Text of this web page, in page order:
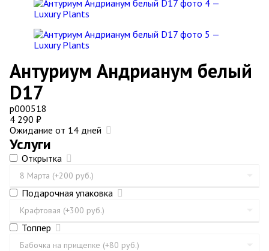
Антуриум Андрианум белый
D17
р000518
4 290 ₽
Ожидание от 14 дней
Услуги
Открытка
Подарочная упаковка
Топпер